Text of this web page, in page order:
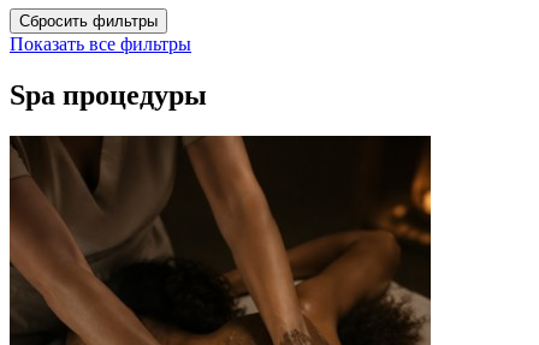
Сбросить фильтры
Показать все фильтры
Spa процедуры